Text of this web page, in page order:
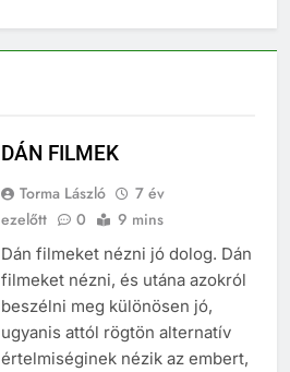
DÁN FILMEK
Torma László
7 év
ezelőtt
0 9 mins
Dán filmeket nézni jó dolog. Dán
filmeket nézni, és utána azokról
beszélni meg különösen jó,
ugyanis attól rögtön alternatív
értelmiséginek nézik az embert,